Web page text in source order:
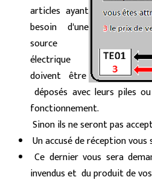
articles ayant
besoin d'une
source
électrique
doivent être
déposés avec leurs piles
fonctionnement.
Sinon ils ne seront pas
Un accusé de réception vous
Ce dernier vous sera
invendus et du produit de